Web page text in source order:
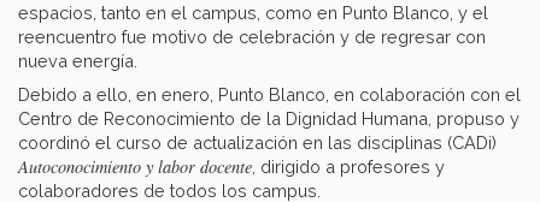
espacios, tanto en el campus, como en Punto Blanco, y el
reencuentro fue motivo de celebración y de regresar con
nueva energía.
Debido a ello, en enero, Punto Blanco, en colaboración con el
Centro de Reconocimiento de la Dignidad Humana, propuso y
coordinó el curso de actualización en las disciplinas (CADi)
Autoconocimiento y labor docente , dirigido a profesores y
colaboradores de todos los campus.